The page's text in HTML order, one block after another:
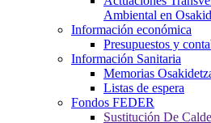
Ambiental en
Información económica
Presupuestos y
Información Sanitaria
Memorias
Listas de espera
Fondos FEDER
Sustitución De